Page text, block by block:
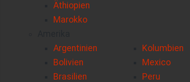
Äthiopien
Marokko
Argentinien
Bolivien
Brasilien
Kolumbien
Mexico
Peru